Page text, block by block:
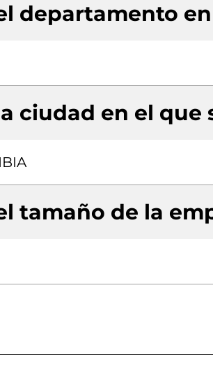
departamento
ciudad en el que
tamaño de la